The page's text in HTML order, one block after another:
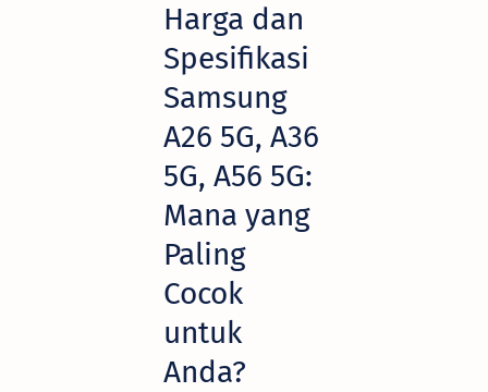
Harga dan
Spesifikasi
Samsung
A26 5G, A36
5G, A56 5G:
Mana yang
Paling
Cocok
untuk
Anda?